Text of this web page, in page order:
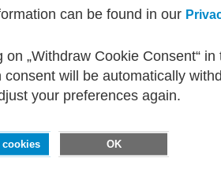
can be found in our
on „Withdraw Cookie Consent“ in
consent will be automatically
your preferences again.
OK